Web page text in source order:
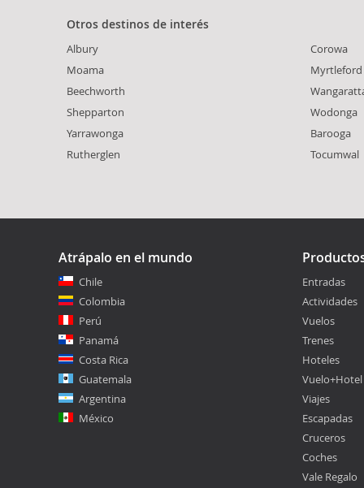
Otros destinos de interés
Albury
Moama
Beechworth
Shepparton
Yarrawonga
Rutherglen
Corowa
Myrtleford
Wodonga
Barooga
Tocumwal
Atrápalo en el mundo
Chile
Colombia
Perú
Panamá
Costa Rica
Guatemala
Argentina
México
Entradas
Actividades
Vuelos
Trenes
Hoteles
Vuelo+Hotel
Viajes
Escapadas
Cruceros
Coches
Vale Regalo